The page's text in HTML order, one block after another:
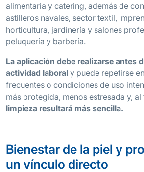
alimentaria y catering, además de
astilleros navales, sector textil,
horticultura, jardinería y salones
peluquería y barbería.
La aplicación debe realizarse antes
actividad laboral y puede repetirse
frecuentes o condiciones de uso
más protegida, menos estresada y,
limpieza resultará más sencilla.
Bienestar de la piel y
un vínculo directo